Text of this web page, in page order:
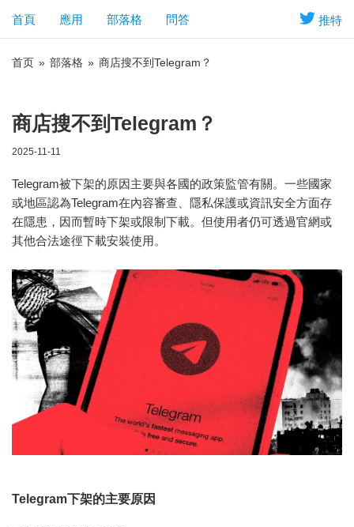
推特
首頁 應用 部落格 問答
首页 » 部落格 » 商店搜不到Telegram？
商店搜不到Telegram？
2025-11-11
Telegram被下架的原因主要與各國的政策監管有關。一些國家
或地區認為Telegram在內容審查、隱私保護或資訊安全方面存
在隱患，因而暫時下架或限制下載。但使用者仍可透過官網或
其他合法途徑下載安裝使用。
Telegram下架的主要原因